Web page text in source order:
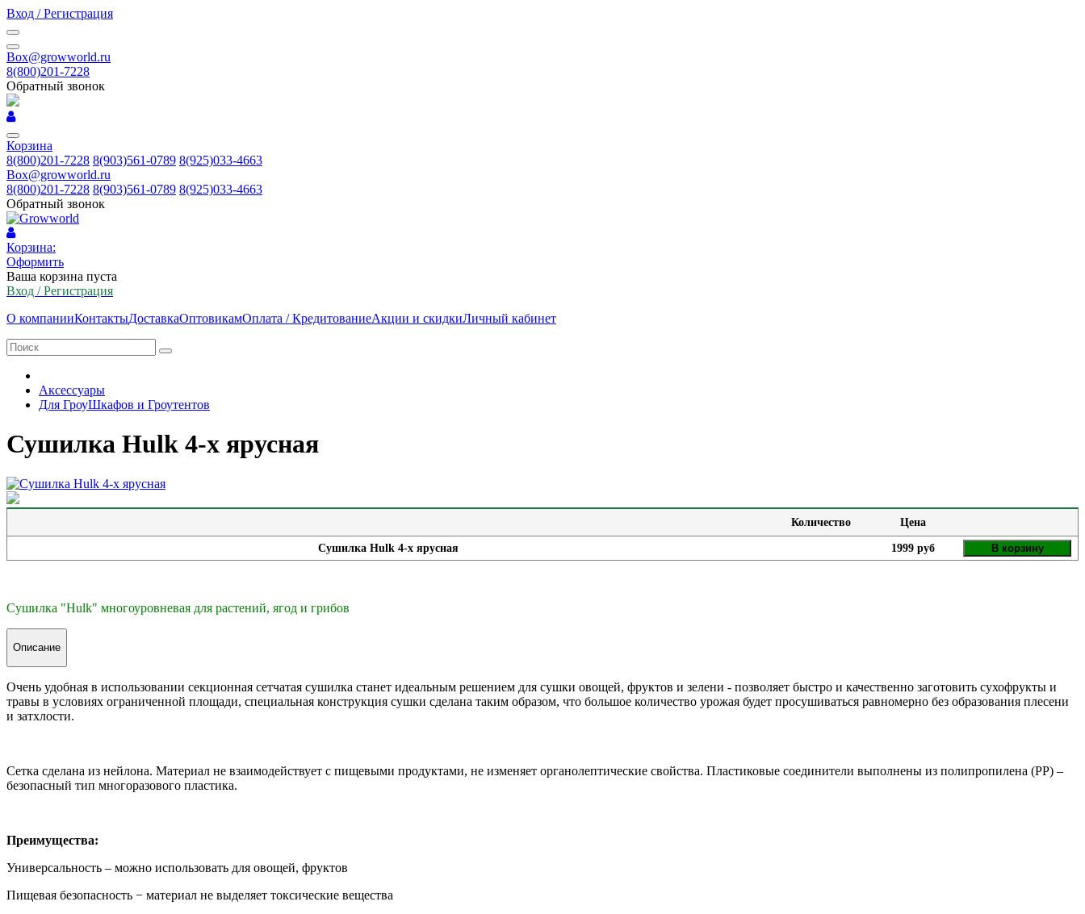
Вход / Регистрация
Box@growworld.ru
8(800)201-7228
Обратный звонок
Корзина
8(800)201-7228 8(903)561-0789 8(925)033-4663
Box@growworld.ru
8(800)201-7228 8(903)561-0789 8(925)033-4663
Обратный звонок
Корзина:
Оформить
Ваша корзина пуста
Вход / Регистрация
О компанииКонтактыДоставкаОптовикамОплата / КредитованиеАкции и скидкиЛичный кабинет
Аксессуары
Для ГроуШкафов и Гроутентов
Сушилка Hulk 4-х ярусная
Количество
Цена
Сушилка Hulk 4-х ярусная
1999 руб В корзину
Сушилка "Hulk" многоуровневая для растений, ягод и грибов
Описание
Очень удобная в использовании секционная сетчатая сушилка станет идеальным решением для сушки овощей, фруктов и зелени - позволяет быстро и качественно заготовить сухофрукты и
травы в условиях ограниченной площади, специальная конструкция сушки сделана таким образом, что большое количество урожая будет просушиваться равномерно без образования плесени
и затхлости.
Сетка сделана из нейлона. Материал не взаимодействует с пищевыми продуктами, не изменяет органолептические свойства. Пластиковые соединители выполнены из полипропилена (PP) –
безопасный тип многоразового пластика.
Преимущества:
Универсальность – можно использовать для овощей, фруктов
Пищевая безопасность − материал не выделяет токсические вещества